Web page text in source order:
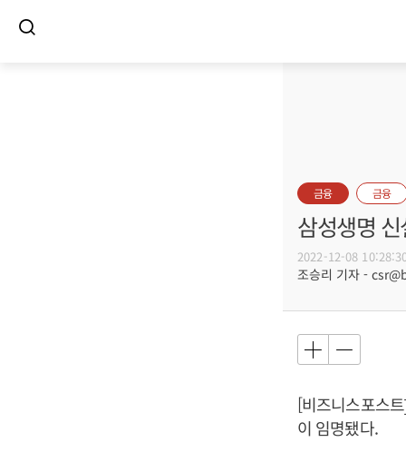
금융 금융
삼성생명
2022-12-08
조승리 기자 -
[비즈니스포스
이 임명됐다.